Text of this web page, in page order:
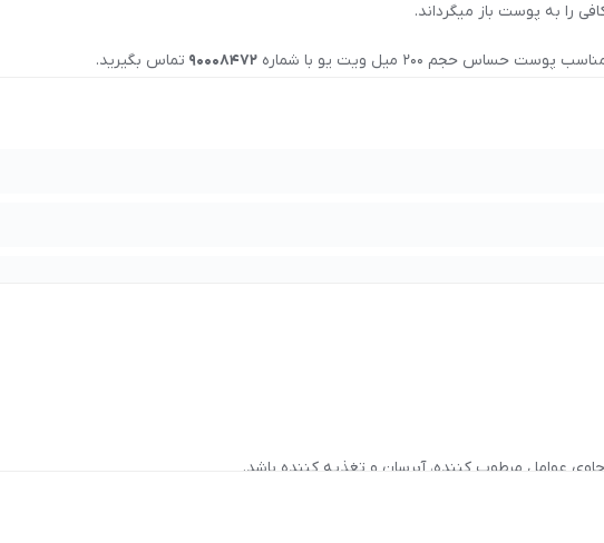
را به پوست باز میگرداند.
حساس حجم 200 میل ویت یو با شماره 90008472 تماس بگیرید.
عوامل مرطوب کننده، آبرسان و تغذیه کننده باشد.
های مرطوب کننده برای تقویت و نرمی پوست باشید.